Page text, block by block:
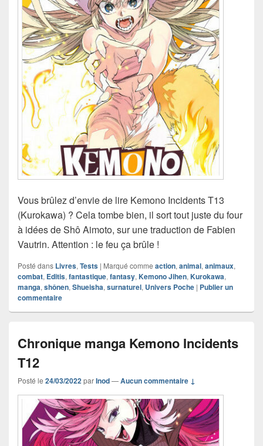
Vous brûlez d’envie de lire Kemono Incidents T13
(Kurokawa) ? Cela tombe bien, il sort tout juste du four
à idées de Shô Aimoto, sur une traduction de Fabien
Vautrin. Attention : le feu ça brûle !
Posté dans Livres, Tests | Marqué comme action, animal, animaux,
combat, Editis, fantastique, fantasy, Kemono Jihen, Kurokawa,
manga, shônen, Shueisha, surnaturel, Univers Poche | Publier un
commentaire
Chronique manga Kemono Incidents
T12
Posté le 24/03/2022parInod—Aucun commentaire ↓